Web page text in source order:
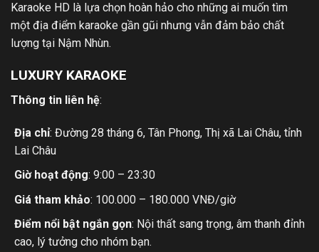
Karaoke HD là lựa chọn hoàn hảo cho những ai muốn tìm
một địa điểm karaoke gần gũi nhưng vẫn đảm bảo chất
lượng tại Nậm Nhùn.
LUXURY KARAOKE
Thông tin liên hệ:
Địa chỉ: Đường 28 tháng 6, Tân Phong, Thị xã Lai Châu, tỉnh
Lai Châu
Giờ hoạt động: 9:00 – 23:30
Giá tham khảo: 100.000 – 180.000 VNĐ/giờ
Điểm nổi bật ngắn gọn: Nội thất sang trọng, âm thanh đỉnh
cao, lý tưởng cho nhóm bạn.